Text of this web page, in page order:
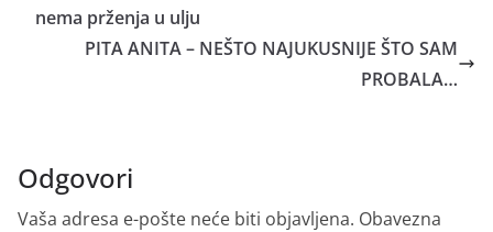
nema prženja u ulju
PITA ANITA – NEŠTO NAJUKUSNIJE ŠTO SAM
PROBALA…
Odgovori
Vaša adresa e-pošte neće biti objavljena. Obavezna